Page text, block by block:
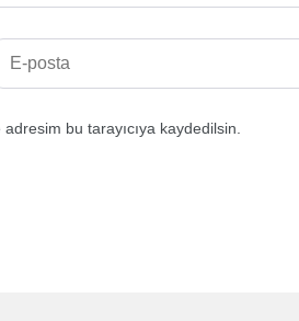
bu tarayıcıya kaydedilsin.